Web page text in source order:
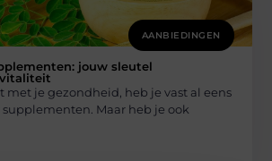
AANBIEDINGEN
jouw sleutel
met je gezondheid, heb je vast al eens
Maar heb je ook